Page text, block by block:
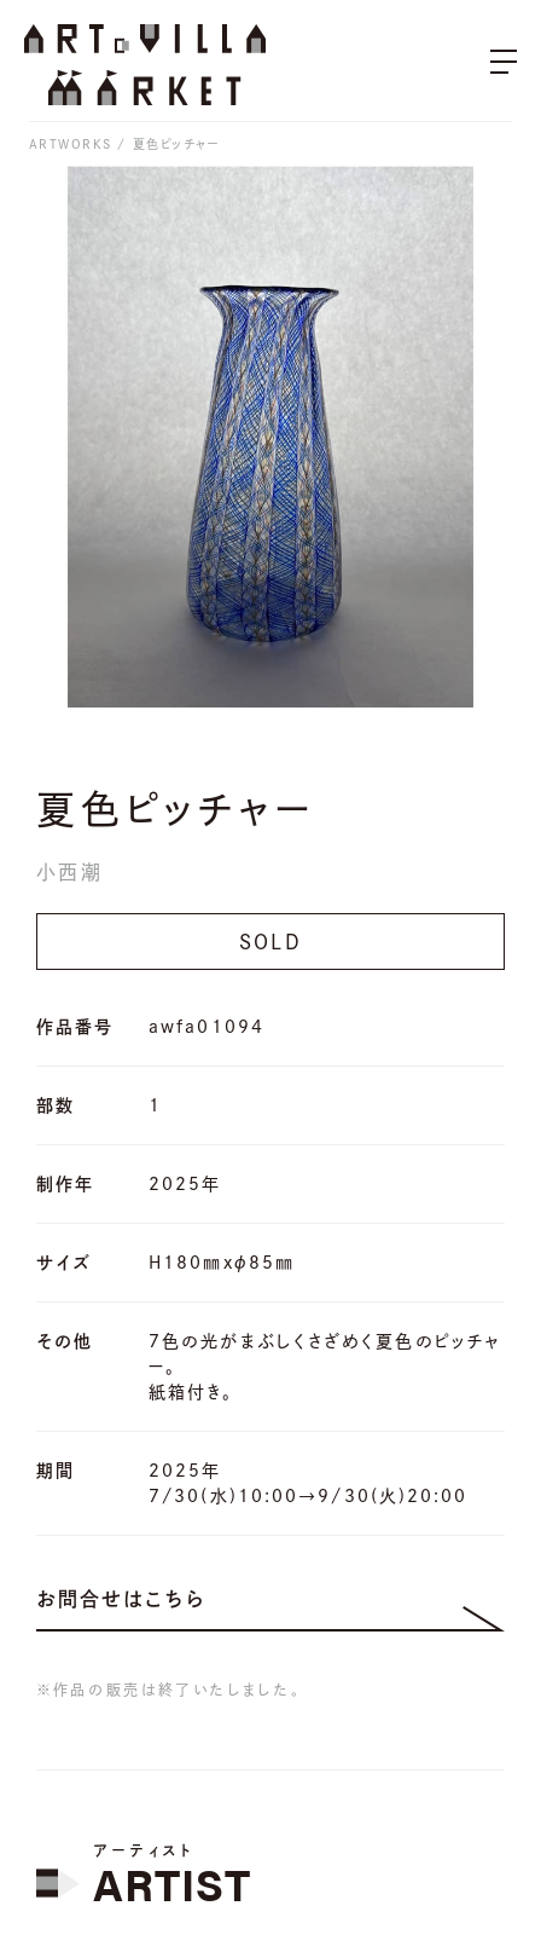
ARTWORKS 夏色ピッチャー
夏色ピッチャー
小西潮
SOLD
作品番号 awfa01094
部数 1
制作年 2025年
サイズ H180㎜xφ85㎜
その他
7色の光がまぶしくさざめく夏色のピッチャ
ー。
紙箱付き。
期間
2025年
7/30(水)10:00→9/30(火)20:00
お問合せはこちら
※作品の販売は終了いたしました。
アーティスト
ARTIST